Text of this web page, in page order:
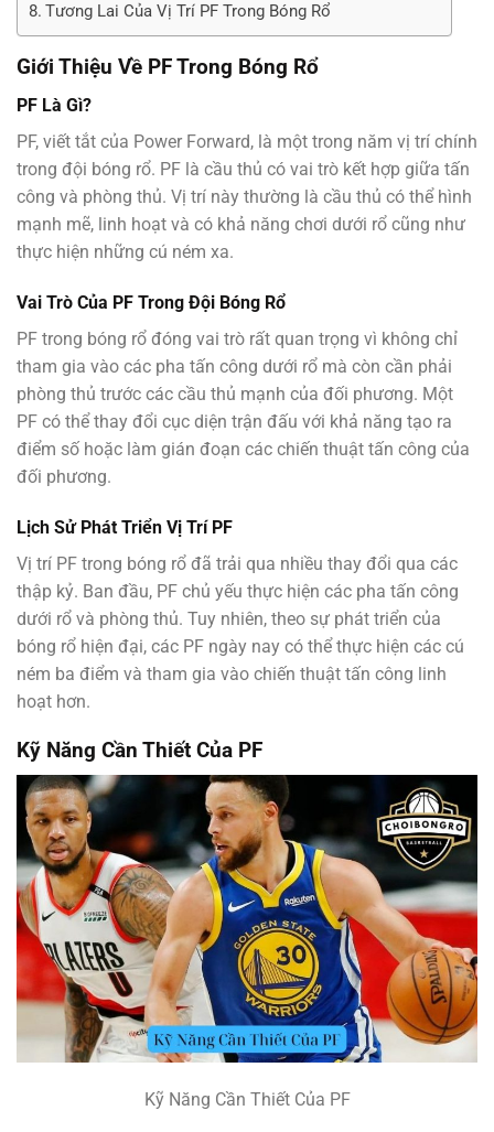
Tương Lai Của Vị Trí PF Trong Bóng Rổ
Giới Thiệu Về PF Trong Bóng Rổ
PF Là Gì?
PF, viết tắt của Power Forward, là một trong năm vị trí chính
trong đội bóng rổ. PF là cầu thủ có vai trò kết hợp giữa tấn
công và phòng thủ. Vị trí này thường là cầu thủ có thể hình
mạnh mẽ, linh hoạt và có khả năng chơi dưới rổ cũng như
thực hiện những cú ném xa.
Vai Trò Của PF Trong Đội Bóng Rổ
PF trong bóng rổ đóng vai trò rất quan trọng vì không chỉ
tham gia vào các pha tấn công dưới rổ mà còn cần phải
phòng thủ trước các cầu thủ mạnh của đối phương. Một
PF có thể thay đổi cục diện trận đấu với khả năng tạo ra
điểm số hoặc làm gián đoạn các chiến thuật tấn công của
đối phương.
Lịch Sử Phát Triển Vị Trí PF
Vị trí PF trong bóng rổ đã trải qua nhiều thay đổi qua các
thập kỷ. Ban đầu, PF chủ yếu thực hiện các pha tấn công
dưới rổ và phòng thủ. Tuy nhiên, theo sự phát triển của
bóng rổ hiện đại, các PF ngày nay có thể thực hiện các cú
ném ba điểm và tham gia vào chiến thuật tấn công linh
hoạt hơn.
Kỹ Năng Cần Thiết Của PF
Kỹ Năng Cần Thiết Của PF